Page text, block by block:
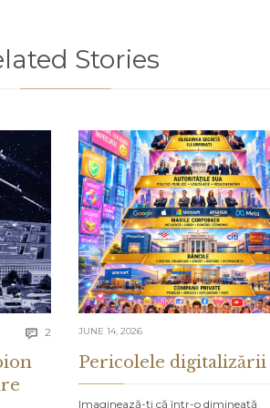
Stories
 2 Comments
JUNE 14, 2026
Pericolele digitalizării
Imaginează-ți că într-o dimineață